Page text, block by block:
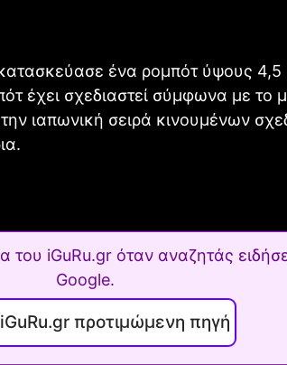
ένα ρομπότ ύψους 4,5
έχει σχεδιαστεί σύμφωνα με το
ιαπωνική σειρά κινουμένων
του iGuRu.gr όταν αναζητάς
Google.
προτιμώμενη πηγή